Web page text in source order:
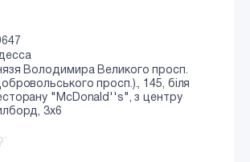
Володимира Великого просп.
просп.)., 145, біля
"McDonald''s", з центру
3x6